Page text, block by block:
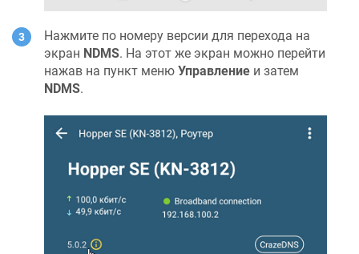
Нажмите по номеру версии для перехода на
экран NDMS. На этот же экран можно перейти
нажав на пункт меню Управление и затем
NDMS.